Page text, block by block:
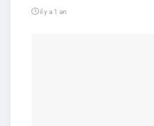
il y a 1 an